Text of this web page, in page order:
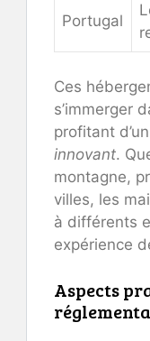
Portugal
Ces
s’immerger
profitant
innovant.
montagne,
villes, les
à différents
expérience
Aspects